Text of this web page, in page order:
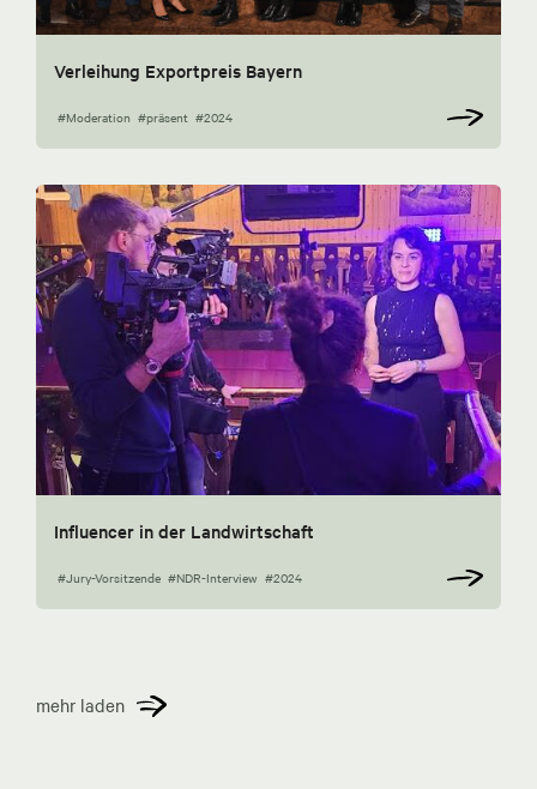
Verleihung Exportpreis Bayern
#Moderation #präsent #2024
Influencer in der Landwirtschaft
#Jury-Vorsitzende #NDR-Interview #2024
mehr laden